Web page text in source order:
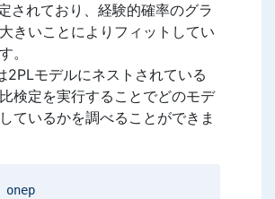
されており、経験的確率のグラ
きいことによりフィットしてい
。
2PLモデルにネストされている
検定を実行することでどのモデ
ているかを調べることができま